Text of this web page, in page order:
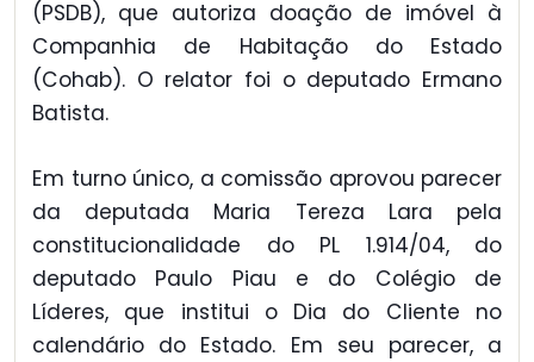
(PSDB), que autoriza doação de imóvel à
Companhia de Habitação do Estado
(Cohab). O relator foi o deputado Ermano
Batista.
Em turno único, a comissão aprovou parecer
da deputada Maria Tereza Lara pela
constitucionalidade do PL 1.914/04, do
deputado Paulo Piau e do Colégio de
Líderes, que institui o Dia do Cliente no
calendário do Estado. Em seu parecer, a